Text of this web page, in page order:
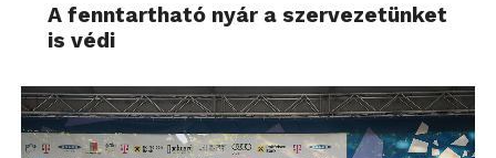
A fenntartható nyár a szervezetünket
is védi